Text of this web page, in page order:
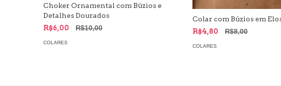
Choker Ornamental com Búzios e
Detalhes Dourados
R$6,00
R$10,00
COLARES
Colar com Búzios em
R$4,80
R$8,00
COLARES